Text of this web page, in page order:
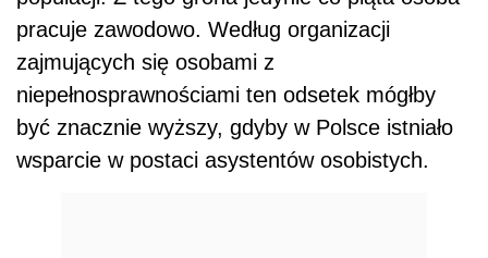
pracuje zawodowo. Według organizacji
zajmujących się osobami z
niepełnosprawnościami ten odsetek mógłby
być znacznie wyższy, gdyby w Polsce istniało
wsparcie w postaci asystentów osobistych.